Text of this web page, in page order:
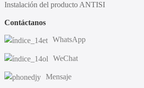
Instalación del producto ANTISI
Contáctanos
WhatsApp
WeChat
Mensaje